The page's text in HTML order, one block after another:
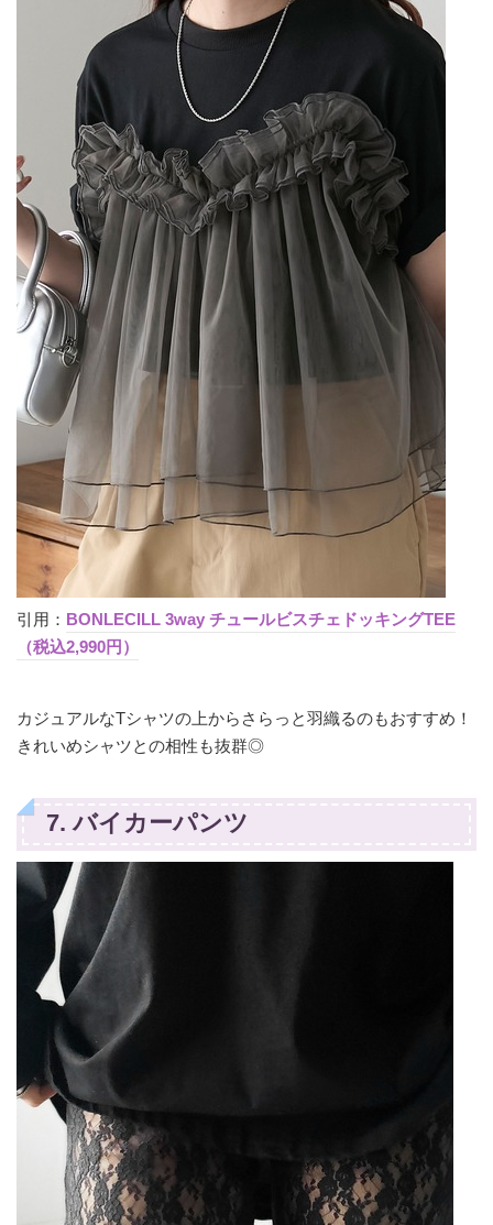
引用： BONLECILL 3way チュールビスチェドッキングTEE
（税込2,990円）
カジュアルなTシャツの上からさらっと羽織るのもおすすめ！
きれいめシャツとの相性も抜群◎
7. バイカーパンツ